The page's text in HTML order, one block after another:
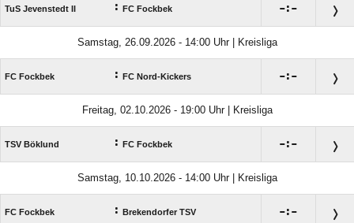
TuS Jevenstedt II : FC Fockbek :
Samstag, 26.09.2026 - 14:00 Uhr | Kreisliga
FC Fockbek : FC Nord-Kickers :
Freitag, 02.10.2026 - 19:00 Uhr | Kreisliga
TSV Böklund : FC Fockbek :
Samstag, 10.10.2026 - 14:00 Uhr | Kreisliga
FC Fockbek : Brekendorfer TSV :